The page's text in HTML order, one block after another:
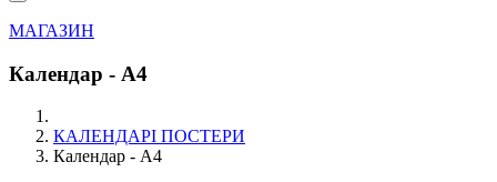
МАГАЗИН
Календар - А4
КАЛЕНДАРІ ПОСТЕРИ
Календар - А4